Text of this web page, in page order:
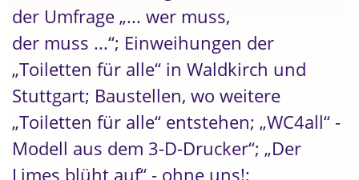
der Umfrage „... wer muss,
der muss ...“; Einweihungen der
„Toiletten für alle“ in Waldkirch und
Stuttgart; Baustellen, wo weitere
„Toiletten für alle“ entstehen; „WC4all“ -
Modell aus dem 3-D-Drucker“; „Der
Limes blüht auf“ - ohne uns!;